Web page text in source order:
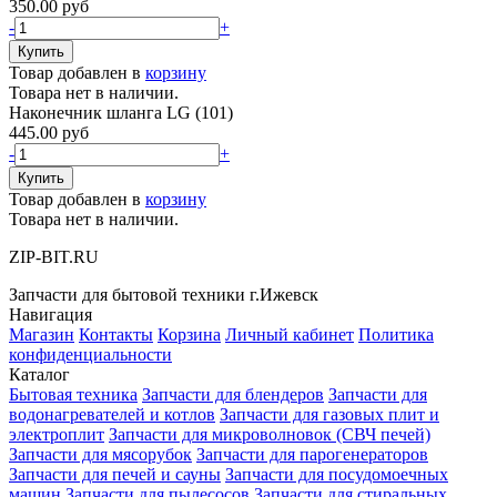
350.00 руб
-
+
Товар добавлен в корзину
Товара нет в наличии.
Наконечник шланга LG (101)
445.00 руб
-
+
Товар добавлен в корзину
Товара нет в наличии.
ZIP-BIT.RU
Запчасти для бытовой техники г.Ижевск
Навигация
Магазин Контакты Корзина Личный кабинет Политика
конфиденциальности
Каталог
Бытовая техника Запчасти для блендеров Запчасти для
водонагревателей и котлов Запчасти для газовых плит и
электроплит Запчасти для микроволновок (СВЧ печей)
Запчасти для мясорубок Запчасти для парогенераторов
Запчасти для печей и сауны Запчасти для посудомоечных